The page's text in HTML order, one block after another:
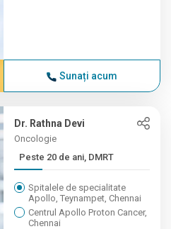
Sunați acum
Dr. Rathna Devi
Oncologie
Peste 20 de ani, DMRT
Spitalele de specialitate
Apollo, Teynampet, Chennai
Centrul Apollo Proton Cancer,
Chennai